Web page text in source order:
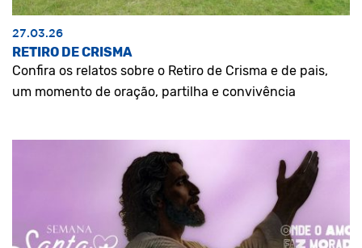
27.03.26
RETIRO DE CRISMA
Confira os relatos sobre o Retiro de Crisma e de pais,
um momento de oração, partilha e convivência